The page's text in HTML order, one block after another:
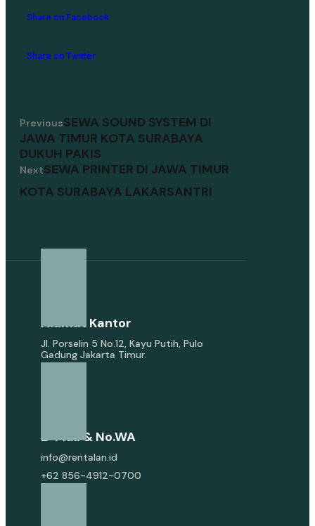
Share on Facebook
Share on Twitter
PreviousSEWA SOUND SYSTEM DI
JAWA TIMUR KOTA SURABAYA
DUKUH PAKIS
NextSEWA PRINTER DI JAWA TIMUR
KOTA SURABAYA LAKARSANTRI
Alamat Kantor
Jl. Porselin 5 No.12, Kayu Putih, Pulo
Gadung Jakarta Timur.
E-Mail & No.WA
info@rentalan.id
+62 856-4912-0700